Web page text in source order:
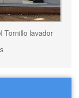
Tornillo lavador